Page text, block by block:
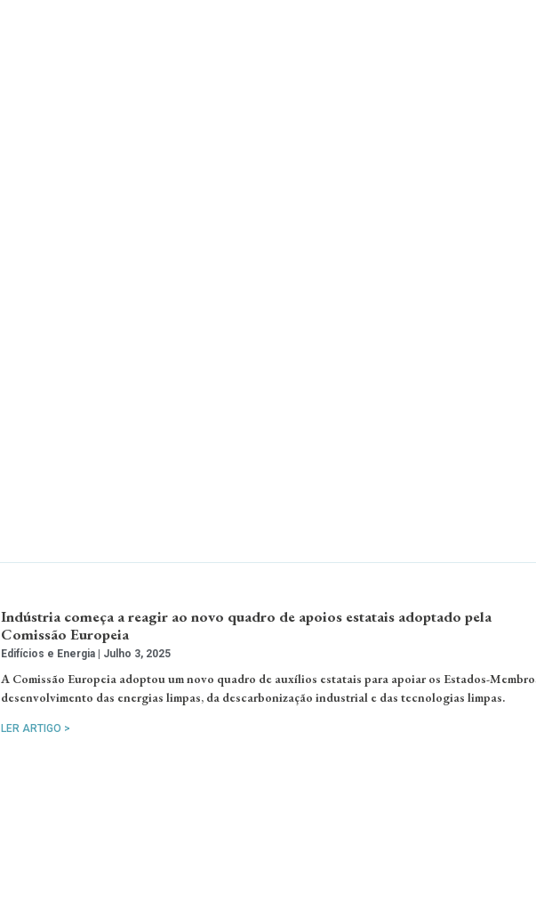
Indústria começa a reagir ao novo quadro de apoios estatais adoptado pela
Comissão Europeia
Edifícios e Energia Julho 3, 2025
A Comissão Europeia adoptou um novo quadro de auxílios estatais para apoiar os Estados-
desenvolvimento das energias limpas, da descarbonização industrial e das tecnologias limpas.
LER ARTIGO >